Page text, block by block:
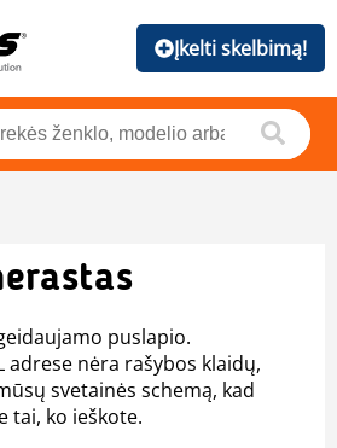
Įkelti skelbimą!
puslapio.
adrese nėra rašybos klaidų,
svetainės schemą, kad
tai, ko ieškote.